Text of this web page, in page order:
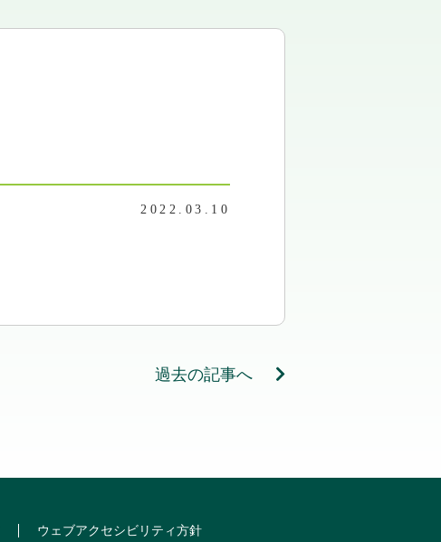
2022.03.10
過去の記事へ
ウェブアクセシビリティ方針